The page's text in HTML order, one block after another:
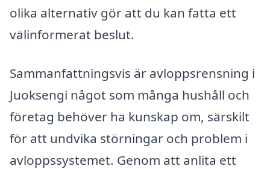
olika alternativ gör att du kan fatta ett
välinformerat beslut.
Sammanfattningsvis är avloppsrensning i
Juoksengi något som många hushåll och
företag behöver ha kunskap om, särskilt
för att undvika störningar och problem i
avloppssystemet. Genom att anlita ett